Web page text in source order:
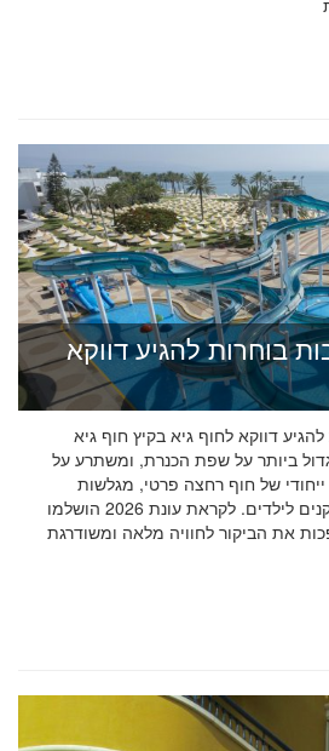
בוחרות להגיע דווקא
דווקא לחוף גיא בקיץ חוף גיא
ביותר על שפת הכנרת, ומשתרע על
ייחודי של חוף רחצה פרטי, מגלשות
אקסטרים, בריכת גלים ומתקנים לילדים. לקראת עונת 2026 הושלמו
את הביקור לחוויה מלאה ומשודרגת